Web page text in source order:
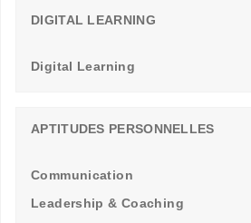
DIGITAL LEARNING
Digital Learning
APTITUDES PERSONNELLES
Communication
Leadership & Coaching